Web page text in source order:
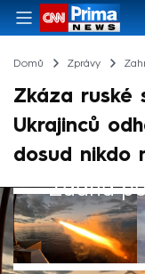
Domů Zprávy
Zkáza ruské
Ukrajinců
dosud nikdo
Žádná